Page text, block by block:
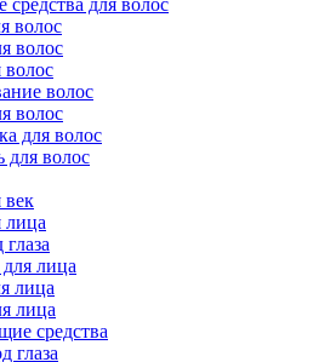
средства для волос
волос
волос
волос
волос
для волос
волос
век
лица
лица
лица
лица
средства
глаза